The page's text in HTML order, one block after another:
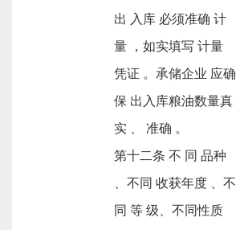
出 入库 必须准确 计
量 ，如实填写 计量
凭证 。承储企业 应确
保 出入库粮油数量真
实 、 准确 。
第十二条 不 同 品种
、不同 收获年度 、不
同 等 级、不同性质